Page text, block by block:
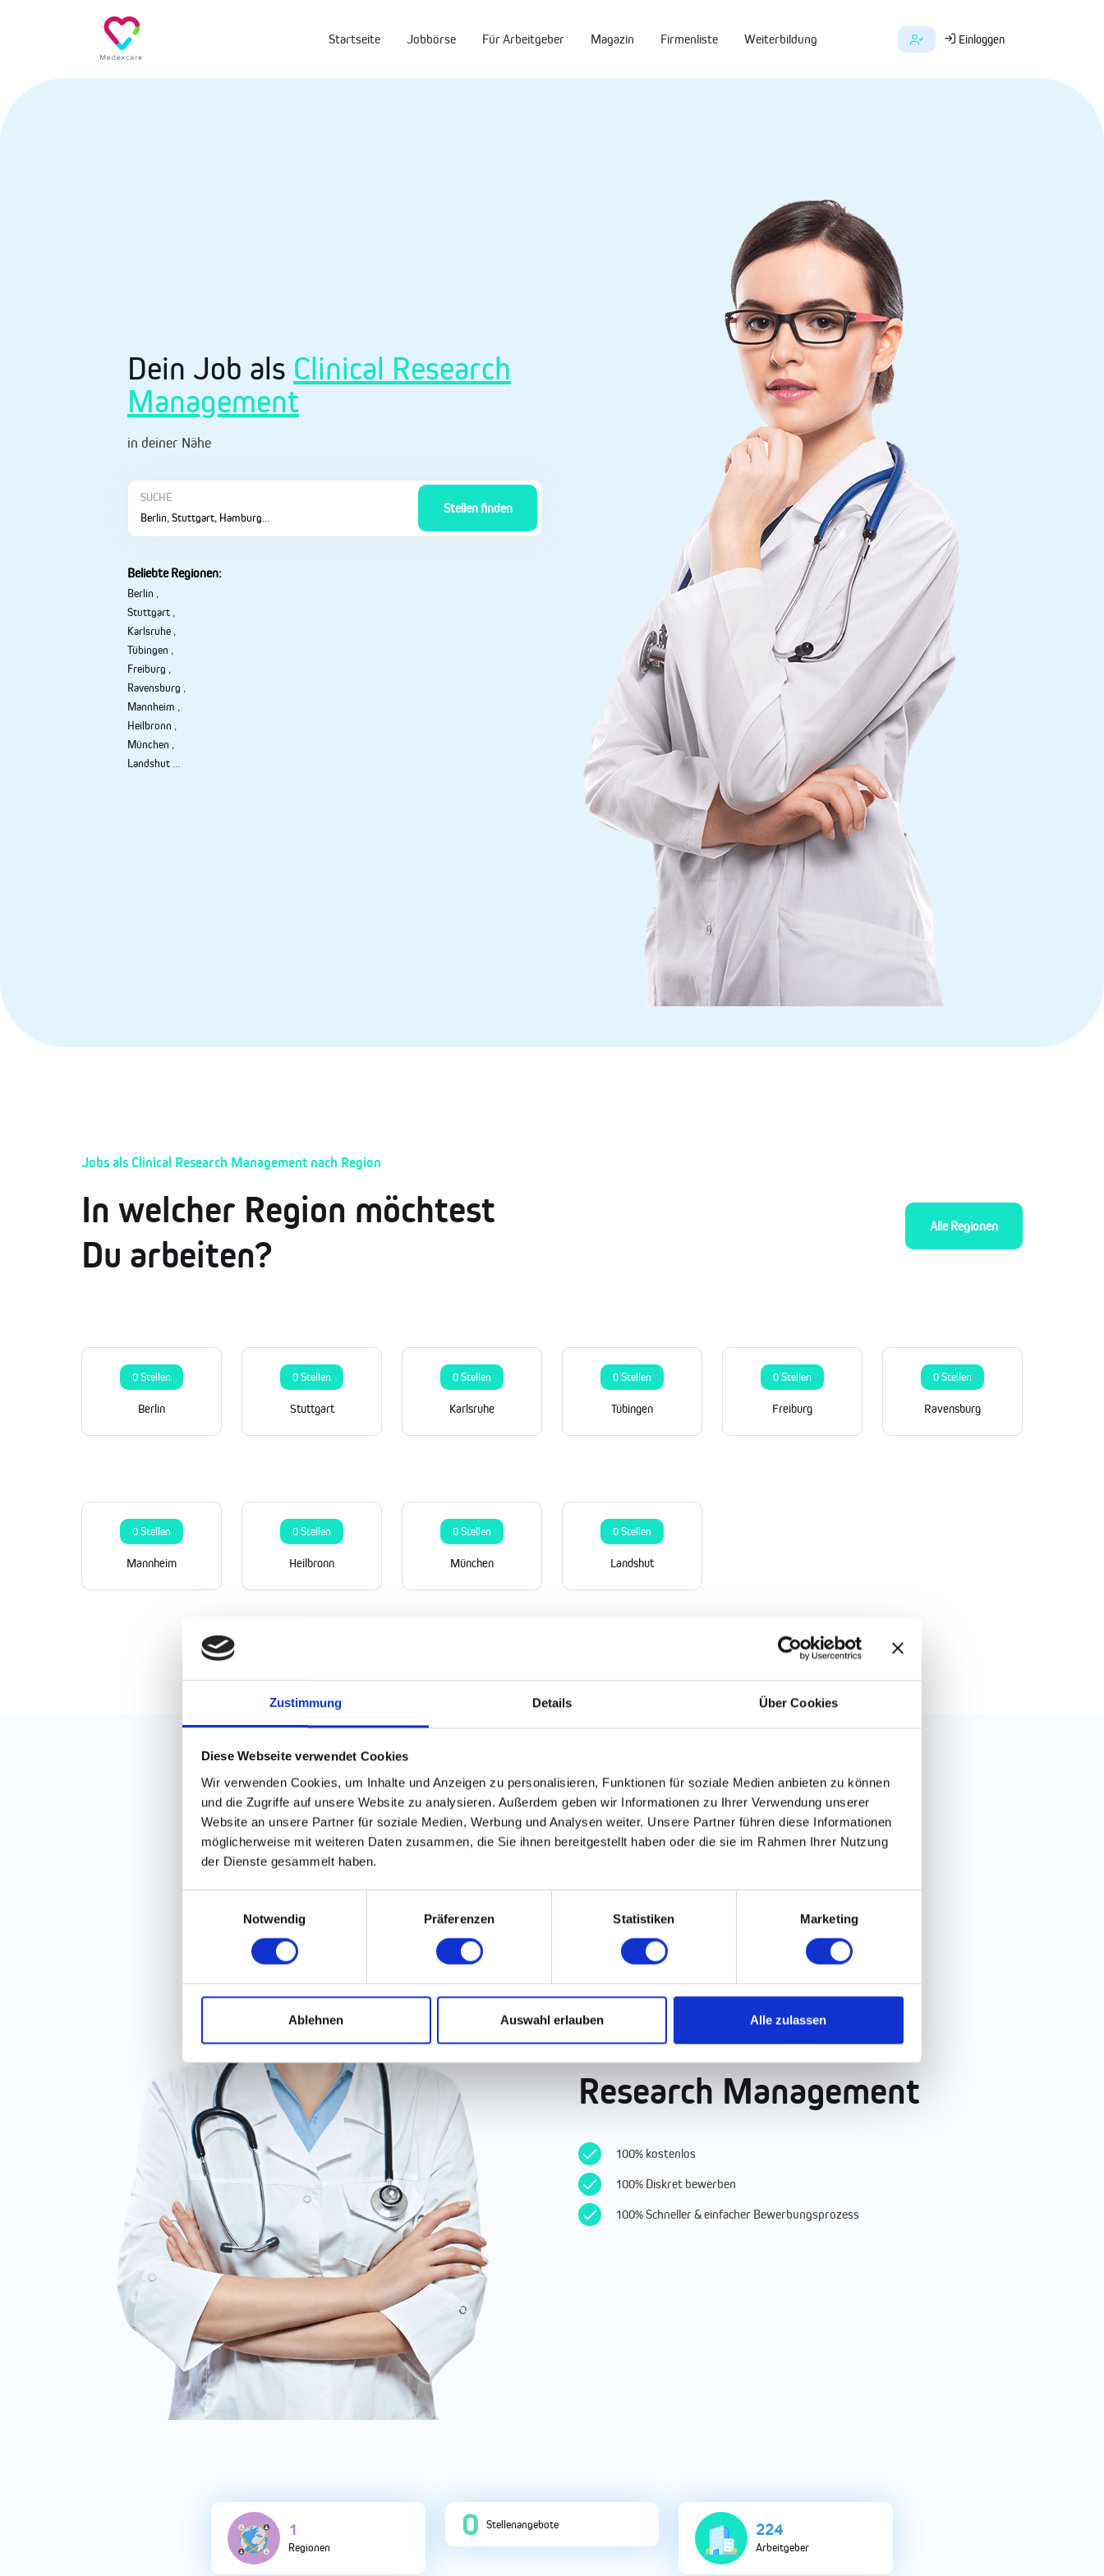
Zustimmung Details Über Cookies
Diese Webseite verwendet Cookies
Wir verwenden Cookies, um Inhalte und Anzeigen zu personalisieren, Funktionen für soziale Medien anbieten zu können
und die Zugriffe auf unsere Website zu analysieren. Außerdem geben wir Informationen zu Ihrer Verwendung unserer
Website an unsere Partner für soziale Medien, Werbung und Analysen weiter. Unsere Partner führen diese Informationen
möglicherweise mit weiteren Daten zusammen, die Sie ihnen bereitgestellt haben oder die sie im Rahmen Ihrer Nutzung
der Dienste gesammelt haben.
Notwendig
Präferenzen Statistiken Marketing
Ablehnen Auswahl erlauben Alle zulassen
Startseite Jobbörse Für Arbeitgeber Magazin Firmenliste Weiterbildung Einloggen
Dein Job als Clinical Research
Management
in deiner Nähe
SUCHE
Stellen finden
Beliebte Regionen:
Berlin ,
Stuttgart ,
Karlsruhe ,
Tübingen ,
Freiburg ,
Ravensburg ,
Mannheim ,
Heilbronn ,
München ,
Landshut
Jobs als Clinical Research Management nach Region
In welcher Region möchtest
Du arbeiten?
Alle Regionen
0 Stellen
Berlin
0 Stellen
Stuttgart
0 Stellen
Karlsruhe
0 Stellen
Tübingen
0 Stellen
Freiburg
0 Stellen
Ravensburg
0 Stellen
Mannheim
0 Stellen
Heilbronn
0 Stellen
München
0 Stellen
Landshut
Finde die
besten Jobs als Clinical
Research Management
100% kostenlos
100% Diskret bewerben
100% Schneller & einfacher Bewerbungsprozess
4
Regionen
0 Stellenangebote 758
Arbeitgeber